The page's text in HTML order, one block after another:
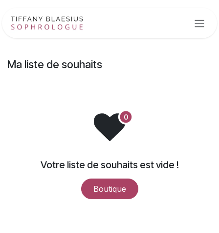
Ma liste de souhaits
Votre liste de souhaits est vide !
Boutique